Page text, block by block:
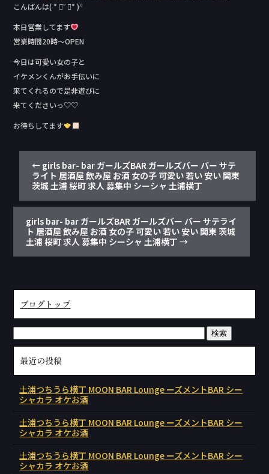
こんばんは( * ॑˘ ॑* )⁾⁾
本日営業してます
営業時間20時～OPEN
今日は可愛い女の子と
イケメンくんがお手伝いに
来てくれるので是非遊びに
来てくださいっ♡♡
お待ちしてます
← girls bar- bar ガールズBAR ガールズバー バー サテ
ライト 居酒屋 飲み屋 お酒 女の子 可愛い 若い 安い 関東
茨城 土浦 桜町 求人 募集中 シーシャ 土浦横丁
girls bar- bar ガールズBAR ガールズバー バー サテライ
ト 居酒屋 飲み屋 お酒 女の子 可愛い 若い 安い 関東 茨城
土浦 桜町 求人 募集中 シーシャ 土浦横丁→
ブログトップ
最近の投稿
土浦つちうら横丁 MOON BAR Lounge ーズメントBAR シー
シャカラ オケお酒
土浦つちうら横丁 MOON BAR Lounge ーズメントBAR シー
シャカラ オケお酒
土浦つちうら横丁 MOON BAR Lounge ーズメントBAR シー
シャカラ オケお酒